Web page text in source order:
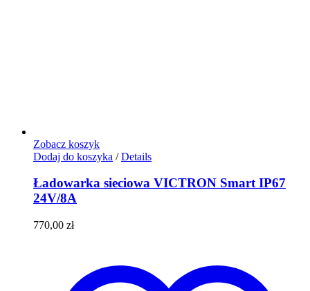
Zobacz koszyk
Dodaj do koszyka / Details
Ładowarka sieciowa VICTRON Smart IP67
24V/8A
770,00 zł